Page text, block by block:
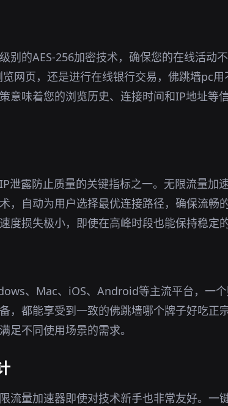
别的AES-256加密技术，确保您的在线活动
网页，还是进行在线银行交易，佛跳墙pc
意味着您的浏览历史、连接时间和IP地址等
泄露防止质量的关键指标之一。无限流量加
，自动为用户选择最优连接路径，确保流畅
度损失极小，即使在高峰时段也能保持稳定
、Mac、iOS、Android等主流平台，一
，都能享受到一致的佛跳墙哪个牌子好吃正
足不同使用场景的需求。
流量加速器即使对技术新手也非常友好。一